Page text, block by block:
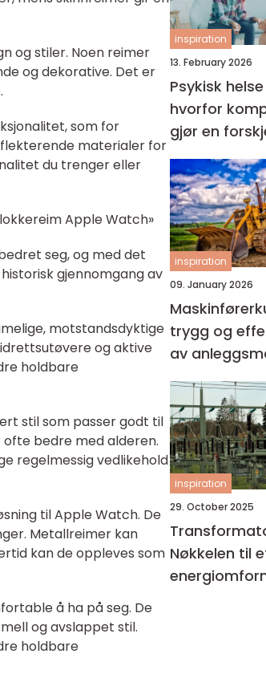
og stiler. Noen reimer
og dekorative. Det er
som for
materialer for
du trenger eller
Apple Watch»
seg, og med det
gjennomgang av
motstandsdyktige
og aktive
holdbare
stil som passer godt til
bedre med alderen.
regelmessig vedlikehold
til Apple Watch. De
Metallreimer kan
kan de oppleves som
å ha på seg. De
og avslappet stil.
holdbare
inspiration
13. February 2026
Psykisk
hvorfor
gjør en
inspiration
09. January 2026
Maskinførerkurs
trygg og
av
inspiration
29. October 2025
Nøkkelen til